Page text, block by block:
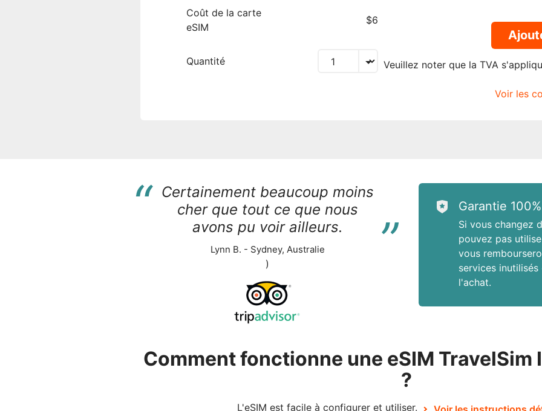
Coût de la carte
eSIM
$6
Quantité Veuillez noter que la TVA
Voir les
“
Certainement beaucoup moins
cher que tout ce que nous
avons pu voir ailleurs.
“
Lynn B. - Sydney, Australie
)
Garantie
Si vous changez
pouvez pas
vous
services
l'achat.
Comment fonctionne une eSIM
?
L'eSIM est facile à configurer et utiliser.